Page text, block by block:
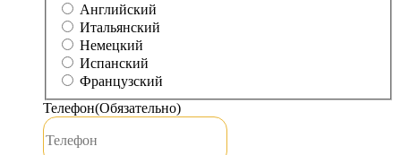
Английский
Итальянский
Немецкий
Испанский
Французский
Телефон(Обязательно)